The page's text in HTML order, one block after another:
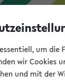
um
wir
und mit der